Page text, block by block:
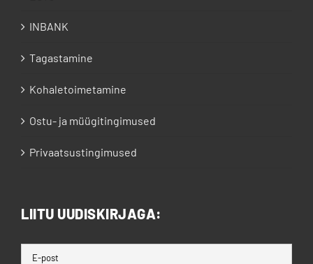
INBANK
Tagastamine
Kohaletoimetamine
Ostu- ja müügitingimused
Privaatsustingimused
LIITU UUDISKIRJAGA: